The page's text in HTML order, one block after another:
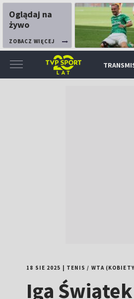
Oglądaj na
żywo
ZOBACZ WIĘCEJ
18 SIE 2025 TENIS / WTA
Iga